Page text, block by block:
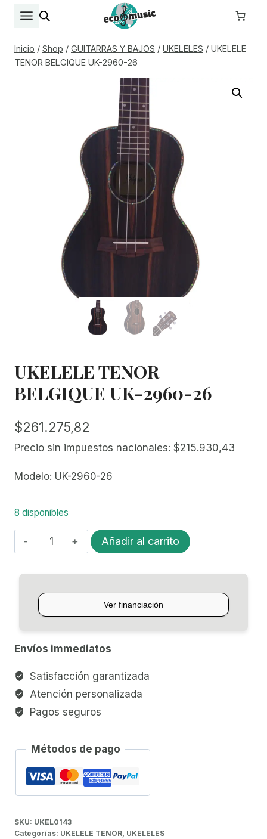
Inicio / Shop / GUITARRAS Y BAJOS / UKELELES / UKELELE
TENOR BELGIQUE UK-2960-26
UKELELE TENOR
BELGIQUE UK-2960-26
$261.275,82
Precio sin impuestos nacionales: $215.930,43
Modelo: UK-2960-26
8 disponibles
UKELELE
TENOR
2960-
26
cantidad
Añadir al carrito
Envíos immediatos
Satisfacción garantizada
Atención personalizada
Pagos seguros
Métodos de pago
SKU: UKEL0143
Categorías: UKELELE TENOR UKELELES